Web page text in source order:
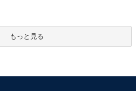
もっと見る